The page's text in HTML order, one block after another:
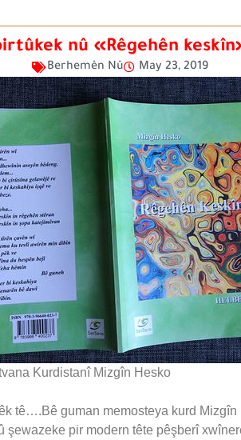
nû «Rêgehên
Berhemên Nû May 23, 2019
Kurdistanî Mizgîn Hesko
tê….Bê guman memosteya kurd
pir modern tête pêşberî